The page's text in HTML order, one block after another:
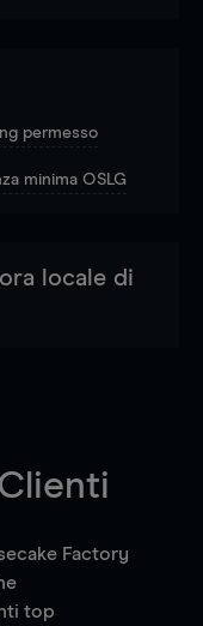
permesso
minima OSLG
locale di
Factory
top